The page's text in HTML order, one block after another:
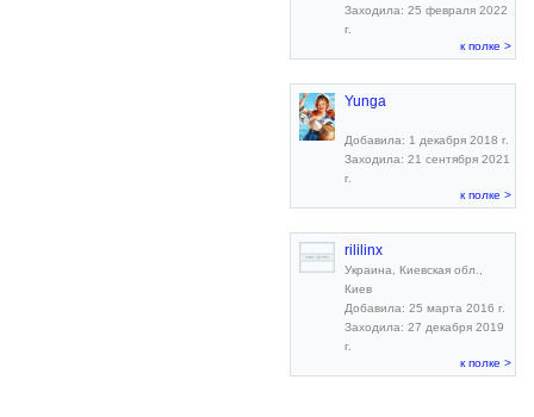
Заходила: 25 февраля 2022
г.
к полке >
Yunga
Добавила: 1 декабря 2018 г.
Заходила: 21 сентября 2021
г.
к полке >
rililinx
Украина, Киевская обл.,
Киев
Добавила: 25 марта 2016 г.
Заходила: 27 декабря 2019
г.
к полке >